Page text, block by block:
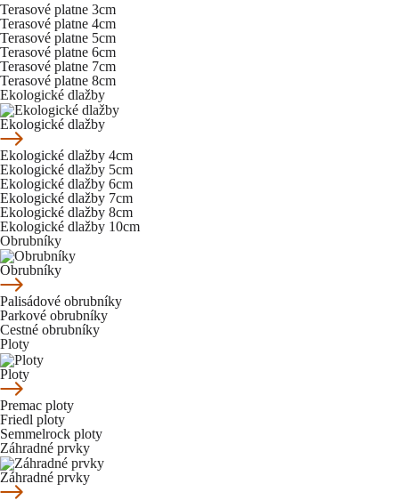
Terasové platne 3cm
Terasové platne 4cm
Terasové platne 5cm
Terasové platne 6cm
Terasové platne 7cm
Terasové platne 8cm
Ekologické dlažby
Ekologické dlažby
Ekologické dlažby 4cm
Ekologické dlažby 5cm
Ekologické dlažby 6cm
Ekologické dlažby 7cm
Ekologické dlažby 8cm
Ekologické dlažby 10cm
Obrubníky
Obrubníky
Palisádové obrubníky
Parkové obrubníky
Cestné obrubníky
Ploty
Ploty
Premac ploty
Friedl ploty
Semmelrock ploty
Záhradné prvky
Záhradné prvky